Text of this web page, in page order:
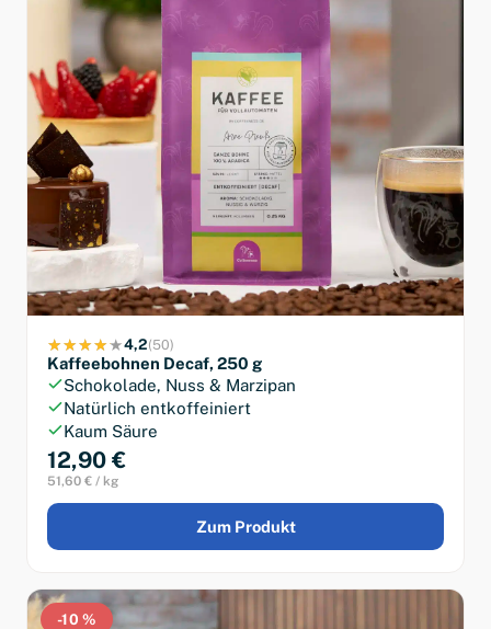
4,2(50)
Kaffeebohnen Decaf, 250 g
Schokolade, Nuss & Marzipan
Natürlich entkoffeiniert
Kaum Säure
12,90 €
51,60 € / kg
Zum Produkt
-10 %